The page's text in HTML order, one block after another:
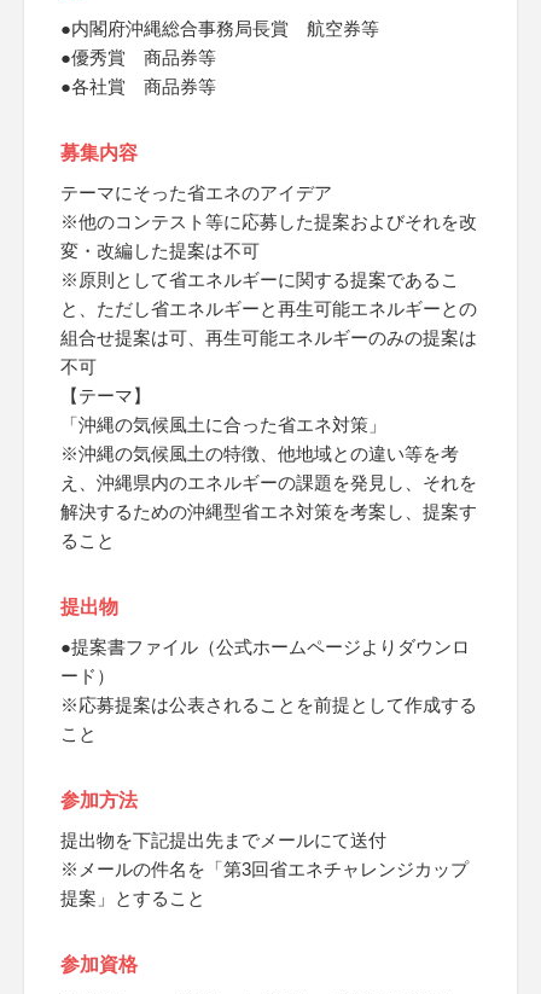
●内閣府沖縄総合事務局長賞 航空券等
●優秀賞 商品券等
●各社賞 商品券等
募集内容
テーマにそった省エネのアイデア
※他のコンテスト等に応募した提案およびそれを改
変・改編した提案は不可
※原則として省エネルギーに関する提案であるこ
と、ただし省エネルギーと再生可能エネルギーとの
組合せ提案は可、再生可能エネルギーのみの提案は
不可
【テーマ】
「沖縄の気候風土に合った省エネ対策」
※沖縄の気候風土の特徴、他地域との違い等を考
え、沖縄県内のエネルギーの課題を発見し、それを
解決するための沖縄型省エネ対策を考案し、提案す
ること
提出物
●提案書ファイル（公式ホームページよりダウンロ
ード）
※応募提案は公表されることを前提として作成する
こと
参加方法
提出物を下記提出先までメールにて送付
※メールの件名を「第3回省エネチャレンジカップ
提案」とすること
参加資格